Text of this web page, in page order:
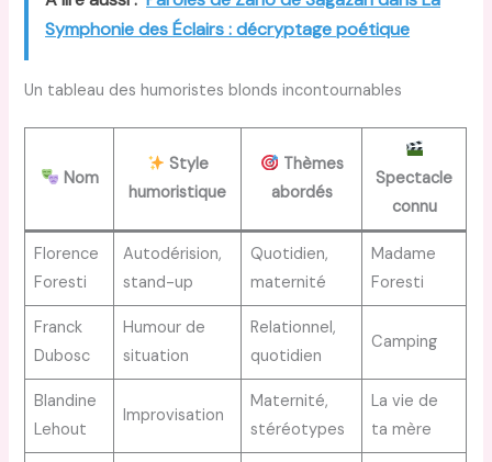
Symphonie des Éclairs : décryptage poétique
Un tableau des humoristes blonds incontournables
Nom
Style
humoristique
Thèmes
abordés
Spectacle
connu
Florence
Foresti
Autodérision,
stand-up
Quotidien,
maternité
Madame
Foresti
Franck
Dubosc
Humour de
situation
Relationnel,
quotidien
Camping
Blandine
Lehout
Improvisation
Maternité,
stéréotypes
La vie de
ta mère